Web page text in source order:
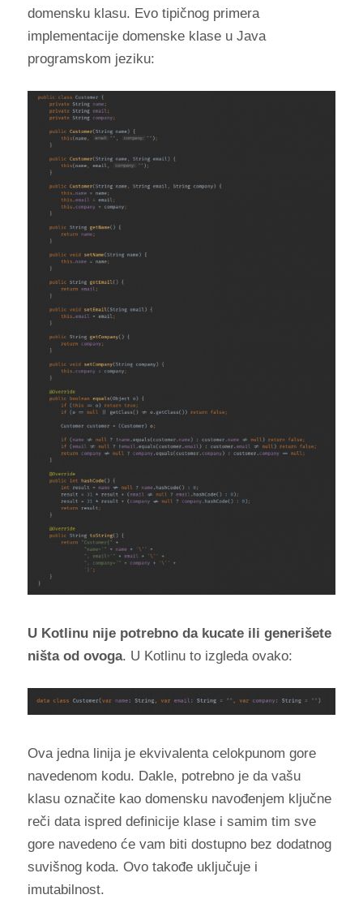
domensku klasu. Evo tipičnog primera
implementacije domenske klase u Java
programskom jeziku:
U Kotlinu nije potrebno da kucate ili generišete
ništa od ovoga. U Kotlinu to izgleda ovako:
Ova jedna linija je ekvivalenta celokpunom gore
navedenom kodu. Dakle, potrebno je da vašu
klasu označite kao domensku navođenjem ključne
reči data ispred definicije klase i samim tim sve
gore navedeno će vam biti dostupno bez dodatnog
suvišnog koda. Ovo takođe uključuje i
imutabilnost.